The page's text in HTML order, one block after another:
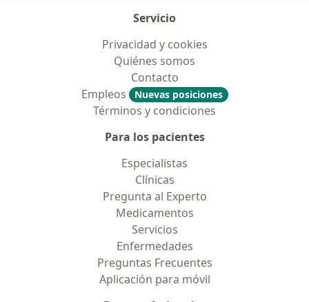
Servicio
Privacidad y cookies
Quiénes somos
Contacto
Empleos
Nuevas posiciones
Términos y condiciones
Para los pacientes
Especialistas
Clínicas
Pregunta al Experto
Medicamentos
Servicios
Enfermedades
Preguntas Frecuentes
Aplicación para móvil